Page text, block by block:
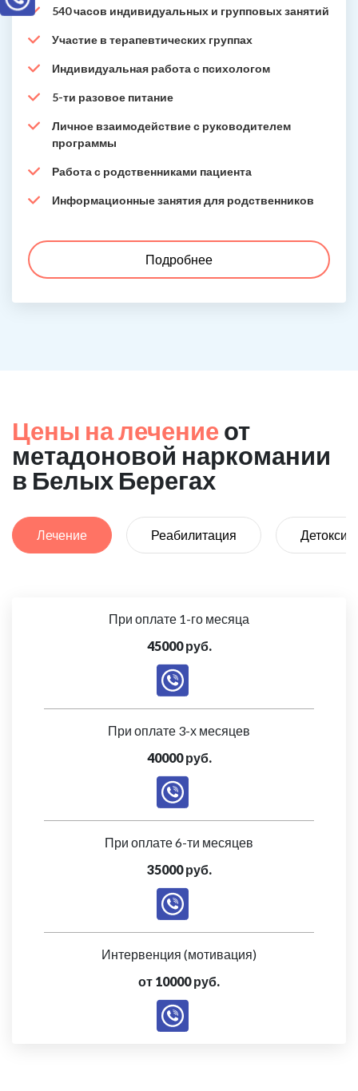
540 часов индивидуальных и групповых занятий
Участие в терапевтических группах
Индивидуальная работа с психологом
5-ти разовое питание
Личное взаимодействие с руководителем
программы
Работа с родственниками пациента
Информационные занятия для родственников
Подробнее
Цены на лечение от
метадоновой наркомании
в Белых Берегах
Лечение Реабилитация
При оплате 1-го месяца
45000 руб.
При оплате 3-х месяцев
40000 руб.
При оплате 6-ти месяцев
35000 руб.
Интервенция (мотивация)
от 10000 руб.